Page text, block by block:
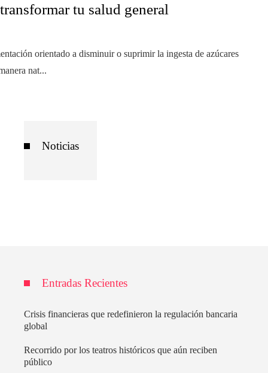
tu salud general
orientado a disminuir o suprimir la ingesta de azúcares
nat...
Noticias
Entradas Recientes
Crisis financieras que redefinieron la regulación bancaria
global
Recorrido por los teatros históricos que aún reciben
público